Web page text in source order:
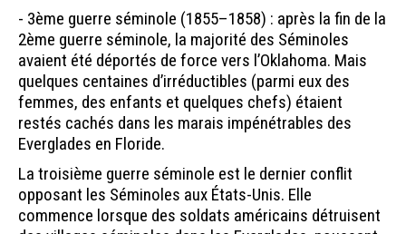
- 3ème guerre séminole (1855–1858) : après la fin de la
2ème guerre séminole, la majorité des Séminoles
avaient été déportés de force vers l’Oklahoma. Mais
quelques centaines d’irréductibles (parmi eux des
femmes, des enfants et quelques chefs) étaient
restés cachés dans les marais impénétrables des
Everglades en Floride.
La troisième guerre séminole est le dernier conflit
opposant les Séminoles aux États-Unis. Elle
commence lorsque des soldats américains détruisent